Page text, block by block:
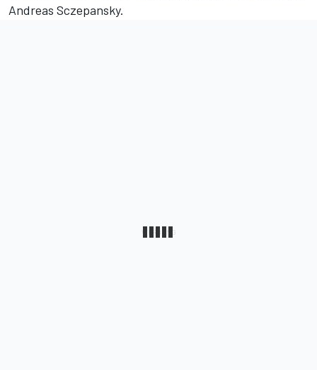
Andreas Sczepansky.